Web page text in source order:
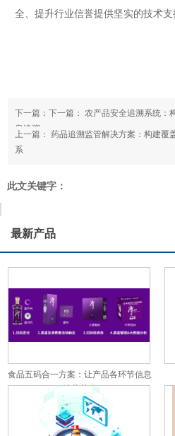
全、提升行业信誉提供坚实的技术支
下一篇：下一篇： 农产品安全追溯系统：
息追溯
上一篇：药品追溯监管解决方案：构建覆
系
此文关键字：
最新产品
食品五码合一方案：让产品各环节信息
彼此关联